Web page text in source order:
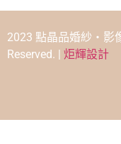
2023 點晶品婚紗‧影
Reserved. | 炬輝設計